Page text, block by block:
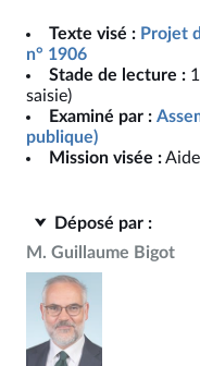
Texte visé : Projet
n° 1906
Stade de lecture :
saisie)
Examiné par :
publique)
Mission visée :
Déposé par :
M. Guillaume Bigot